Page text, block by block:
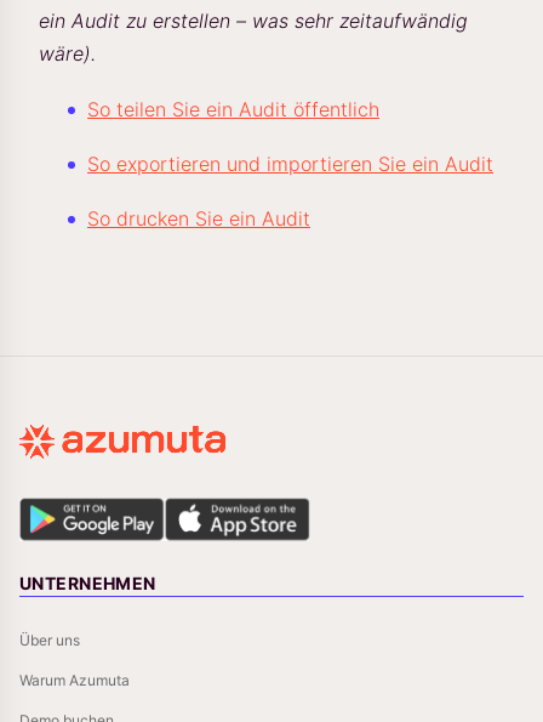
ein Audit zu erstellen – was sehr zeitaufwändig
wäre).
So teilen Sie ein Audit öffentlich
So exportieren und importieren Sie ein Audit
So drucken Sie ein Audit
UNTERNEHMEN
Über uns
Warum Azumuta